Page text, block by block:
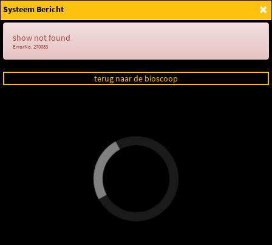
Login
×
Systeem Bericht
show not found
ErrorNo. 270083
terug naar de bioscoop